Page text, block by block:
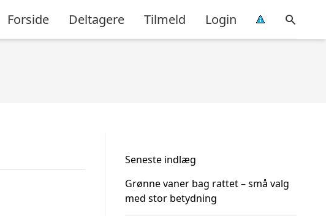
Forside Deltagere Tilmeld Login
Seneste indlæg
Grønne vaner bag rattet – små valg
med stor betydning